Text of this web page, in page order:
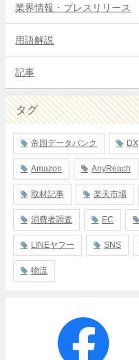
業界情報・プレスリリース
用語解説
記事
タグ
帝国データバンク DX
Amazon AnyReach
取材記事 楽天市場
消費者調査 EC
LINEヤフー SNS
物流